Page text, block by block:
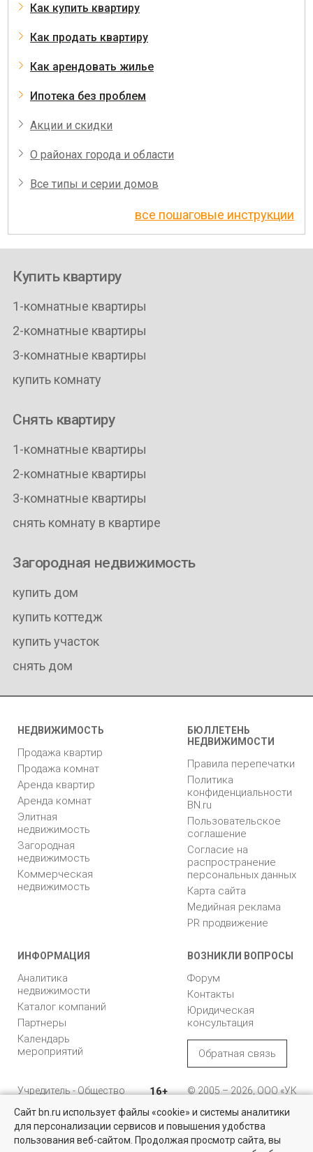
Квартиры на вторичном рынке
Более 10 тысяч квартир в Санкт-Петербурге и области от
Как купить квартиру
Как продать квартиру
Как арендовать жилье
Ипотека без проблем
Акции и скидки
О районах города и области
Все типы и серии домов
все пошаговые инструкции
Купить квартиру
1-комнатные квартиры
2-комнатные квартиры
3-комнатные квартиры
купить комнату
Снять квартиру
1-комнатные квартиры
2-комнатные квартиры
3-комнатные квартиры
снять комнату в квартире
Загородная недвижимость
купить дом
купить коттедж
купить участок
снять дом
НЕДВИЖИМОСТЬ
Продажа квартир
Продажа комнат
Аренда квартир
Аренда комнат
Элитная
недвижимость
Загородная
недвижимость
Коммерческая
недвижимость
БЮЛЛЕТЕНЬ
НЕДВИЖИМОСТИ
Правила перепечатки
Политика
конфиденциальности
BN.ru
Пользовательское
соглашение
Согласие на
распространение
персональных данных
Карта сайта
Медийная реклама
PR продвижение
ИНФОРМАЦИЯ
Аналитика
недвижимости
Каталог компаний
Партнеры
Календарь
мероприятий
ВОЗНИКЛИ ВОПРОСЫ
Форум
Контакты
Юридическая
консультация
Обратная связь
Учредитель - Общество
ответственностью
"Управляющая
компания "Бюллетень
недвижимости"
16+
© 2005 – 2026, ООО «УК
196105, Санкт-
Петербург, пр. Юрия
Гагарина, 1
Сайт bn.ru использует файлы «cookie» и системы аналитики
для персонализации сервисов и повышения удобства
пользования веб-сайтом. Продолжая просмотр сайта, вы